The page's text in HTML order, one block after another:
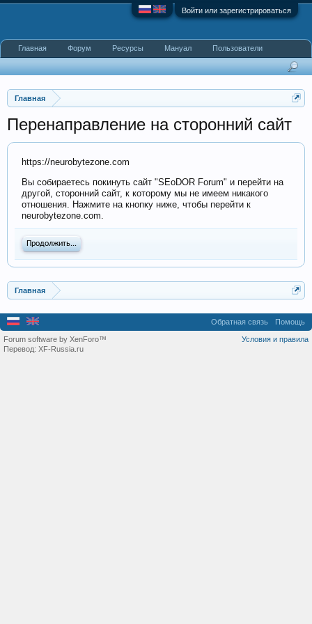
Войти или зарегистрироваться
Главная
Перенаправление на сторонний сайт
https://neurobytezone.com
Вы собираетесь покинуть сайт "SEoDOR Forum" и перейти на
другой, сторонний сайт, к которому мы не имеем никакого
отношения. Нажмите на кнопку ниже, чтобы перейти к
neurobytezone.com.
Продолжить...
Главная
Главная Форум Ресурсы Мануал Пользователи
Обратная связь Помощь
Условия и правила
Forum software by XenForo™
Перевод: XF-Russia.ru